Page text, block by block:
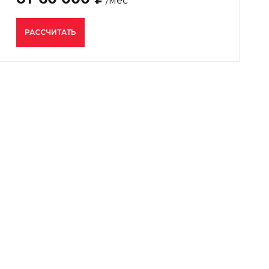
РАССЧИТАТЬ